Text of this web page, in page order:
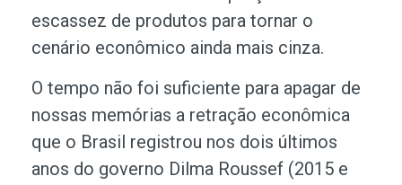
escassez de produtos para tornar o
cenário econômico ainda mais cinza.
O tempo não foi suficiente para apagar de
nossas memórias a retração econômica
que o Brasil registrou nos dois últimos
anos do governo Dilma Roussef (2015 e